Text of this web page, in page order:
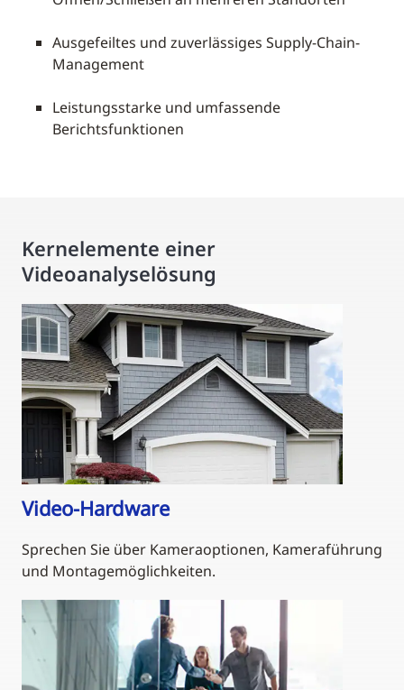
Ausgefeiltes und zuverlässiges Supply-Chain-
Management
Leistungsstarke und umfassende
Berichtsfunktionen
Kernelemente einer
Videoanalyselösung
Video-Hardware
Sprechen Sie über Kameraoptionen, Kameraführung
und Montagemöglichkeiten.